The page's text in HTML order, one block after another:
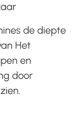
de diepte
Het
en
door